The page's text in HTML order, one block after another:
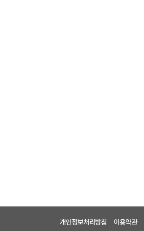
개인정보처리방침 이용약관